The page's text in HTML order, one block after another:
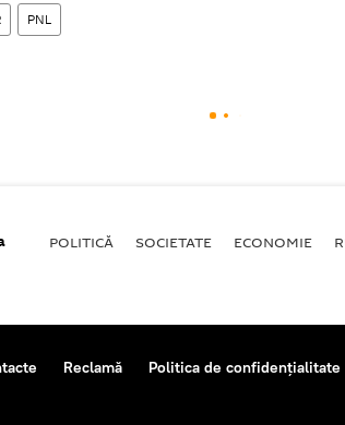
PNL
POLITICĂ SOCIETATE ECONOMIE
Reclamă Politica de confidențialitate